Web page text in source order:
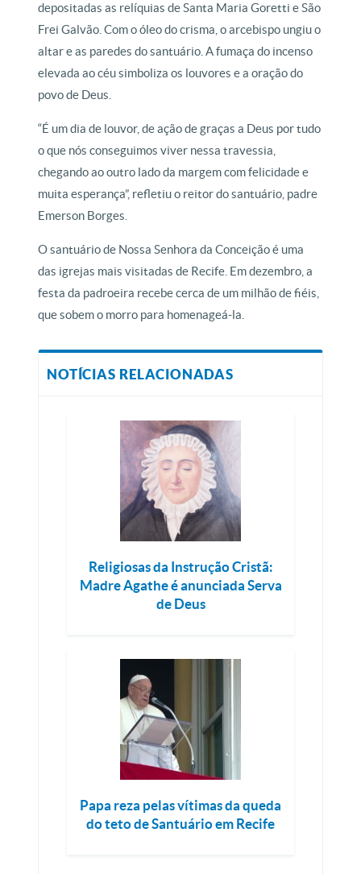
depositadas as relíquias de Santa Maria Goretti e São
Frei Galvão. Com o óleo do crisma, o arcebispo ungiu o
altar e as paredes do santuário. A fumaça do incenso
elevada ao céu simboliza os louvores e a oração do
povo de Deus.
“É um dia de louvor, de ação de graças a Deus por tudo
o que nós conseguimos viver nessa travessia,
chegando ao outro lado da margem com felicidade e
muita esperança”, refletiu o reitor do santuário, padre
Emerson Borges.
O santuário de Nossa Senhora da Conceição é uma
das igrejas mais visitadas de Recife. Em dezembro, a
festa da padroeira recebe cerca de um milhão de fiéis,
que sobem o morro para homenageá-la.
NOTÍCIAS RELACIONADAS
Religiosas da Instrução Cristã:
Madre Agathe é anunciada Serva
de Deus
Papa reza pelas vítimas da queda
do teto de Santuário em Recife